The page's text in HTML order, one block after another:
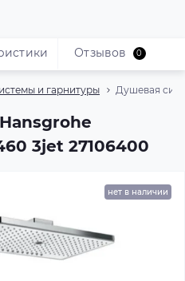
и гарнитуры Душевая
3jet 27106400
Отзывов 0
нет в наличии